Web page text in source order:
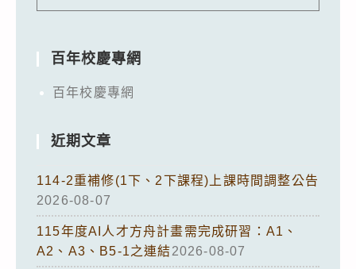
百年校慶專網
百年校慶專網
近期文章
114-2重補修(1下、2下課程)上課時間調整公告
2026-08-07
115年度AI人才方舟計畫需完成研習：A1、
A2、A3、B5-1之連結2026-08-07